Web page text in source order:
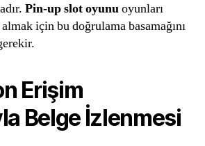
Pin-up slot oyunuoyunları
için bu doğrulama basamağını
Erişim
Belge İzlenmesi